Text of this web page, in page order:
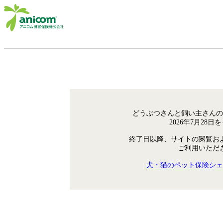
どうぶつさんと飼い主さん
2026年7月28日
終了日以降、サイトの閲覧お
ご利用いただ
犬・猫のペット保険シ